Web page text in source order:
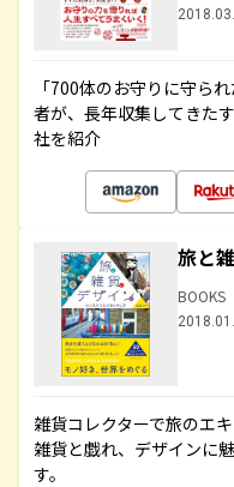
「700体のお守りに守ら
者が、長年収集してきた
社を紹介
旅と
BOOKS
雑貨コレクターで旅のエ
雑貨と戯れ、デザインに
す。